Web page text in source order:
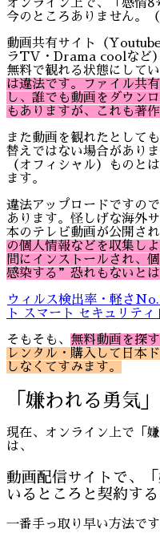
オンライン上で、「感情8
今のところありません。
動画共有サイト（
ラTV・Drama coolなど
無料で観れる状態にして
は違法です。ファイル共
し、誰でも動画をダウン
もありますが、これも著
また動画を観れたとして
替えではない場合があり
（オフィシャル）ものと
ます。
違法アップロードですの
あります。怪しげな海外
本のテレビ動画が公開さ
の個人情報などを収集し
間にインストールされ、
感染する”恐れもないとは
ウィルス検出率・軽さ
ト スマート セキュリテ
そもそも、 無料動画を探
レンタル・購入して日本
しなくてすみます。
「嫌われる勇気
現在、オンライン上で「
は、
動画配信サイトで、
いるところと契約する
一番手っ取り早い方法です